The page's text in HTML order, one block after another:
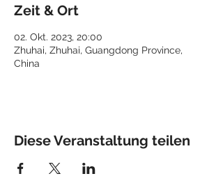
Zeit & Ort
02. Okt. 2023, 20:00
Zhuhai, Zhuhai, Guangdong Province,
China
Diese Veranstaltung teilen